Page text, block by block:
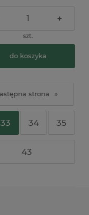
+
szt.
do koszyka
33 34 35
43
»